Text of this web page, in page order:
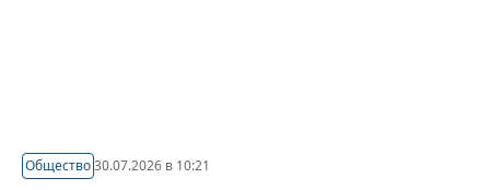
Общество30.07.2026 в 10:21